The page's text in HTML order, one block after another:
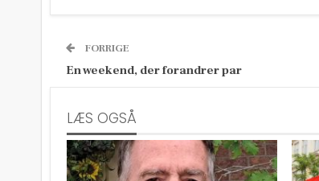
FORRIGE
En weekend, der forandrer par
LÆS OGSÅ